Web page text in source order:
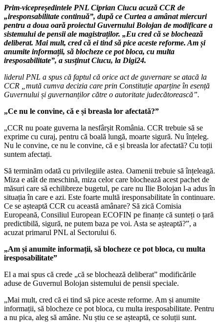
Prim-vicepreședintele PNL Ciprian Ciucu acuză CCR de
„iresponsabilitate continuă”, după ce Curtea a amânat miercuri
pentru a doua oară proiectul Guvernului Bolojan de modificare a
sistemului de pensii ale magistraților. „Eu cred că se blochează
deliberat. Mai mult, cred că ei tind să pice aceste reforme. Am și
anumite informații, să blocheze ce pot bloca, cu multa
iresposabilitate”, a susținut Ciucu, la Digi24.
liderul PNL a spus că faptul că orice act de guvernare se atacă la
CCR „mută cumva decizia care prin Constituție aparține în esență
Guvernului și guvernanților către o autoritate judecătorească”.
„Ce nu le convine, că e și breasla lor afectată?”
„CCR nu poate guverna la nesfârșit România. CCR trebuie să se
exprime cu curaj, pentru că boală lungă, moarte sigură. Nu înțeleg.
Nu le convine, ce nu le convine, că e și breasla lor afectată? Cu toții
suntem afectați.
Să terminăm odată cu privilegiile astea. Oamenii trebuie să înțeleagă.
Miza e atât de meschină, miza celor care blochează acest pachet de
măsuri care să echilibreze bugetul, pe care nu Ilie Bolojan l-a adus în
situația în care e azi. Este foarte multă iresponsabilitate în continuare.
Ce se așteaptă CCR cu această amânare? Să zică Comisia
Europeană, Consiliul European ECOFIN pe finanțe că sunteți o țară
predictibilă, sigură, ne putem baza pe voi. Asta se așteaptă?”, a
acuzat primarul PNL al Sectorului 6.
„Am și anumite informații, să blocheze ce pot bloca, cu multa
iresposabilitate”
El a mai spus că crede „că se blochează deliberat” modificările
aduse de Guvernul Bolojan sistemului de pensii speciale.
„Mai mult, cred că ei tind să pice aceste reforme. Am și anumite
informații, să blocheze ce pot bloca, cu multa iresposabilitate. Pentru
a nu pica, aleg să amâne. Nu știu ce se așteaptă, ce soluții sunt.